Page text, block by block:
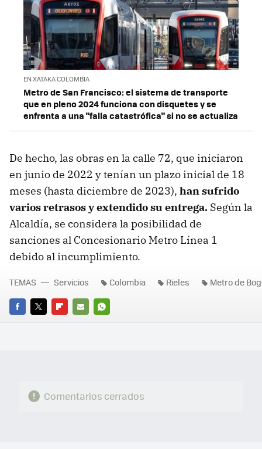
EN XATAKA COLOMBIA
Metro de San Francisco: el sistema de transporte
que en pleno 2024 funciona con disquetes y se
enfrenta a una "falla catastrófica" si no se actualiza
De hecho, las obras en la calle 72, que iniciaron
en junio de 2022 y tenían un plazo inicial de 18
meses (hasta diciembre de 2023), han sufrido
varios retrasos y extendido su entrega. Según la
Alcaldía, se considera la posibilidad de
sanciones al Concesionario Metro Línea 1
debido al incumplimiento.
FACEBOOK
TWITTERFLIPBOARD
E-
WHATSAPP
TEMAS Servicios Colombia Rieles Metro de
Comentarios cerrados